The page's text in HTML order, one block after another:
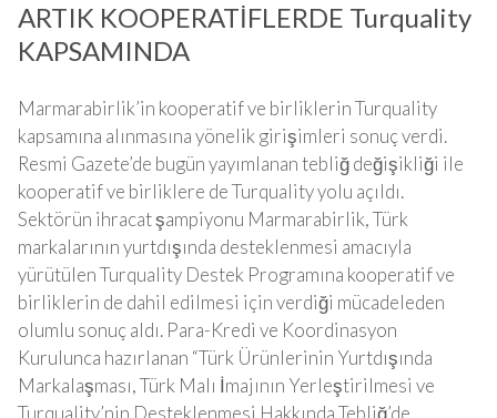
ARTIK KOOPERATİFLERDE Turquality
KAPSAMINDA
Marmarabirlik’in kooperatif ve birliklerin Turquality
kapsamına alınmasına yönelik girişimleri sonuç verdi.
Resmi Gazete’de bugün yayımlanan tebliğ değişikliği ile
kooperatif ve birliklere de Turquality yolu açıldı.
Sektörün ihracat şampiyonu Marmarabirlik, Türk
markalarının yurtdışında desteklenmesi amacıyla
yürütülen Turquality Destek Programına kooperatif ve
birliklerin de dahil edilmesi için verdiği mücadeleden
olumlu sonuç aldı. Para-Kredi ve Koordinasyon
Kurulunca hazırlanan “Türk Ürünlerinin Yurtdışında
Markalaşması, Türk Malı İmajının Yerleştirilmesi ve
Turquality’nin Desteklenmesi Hakkında Tebliğ’de